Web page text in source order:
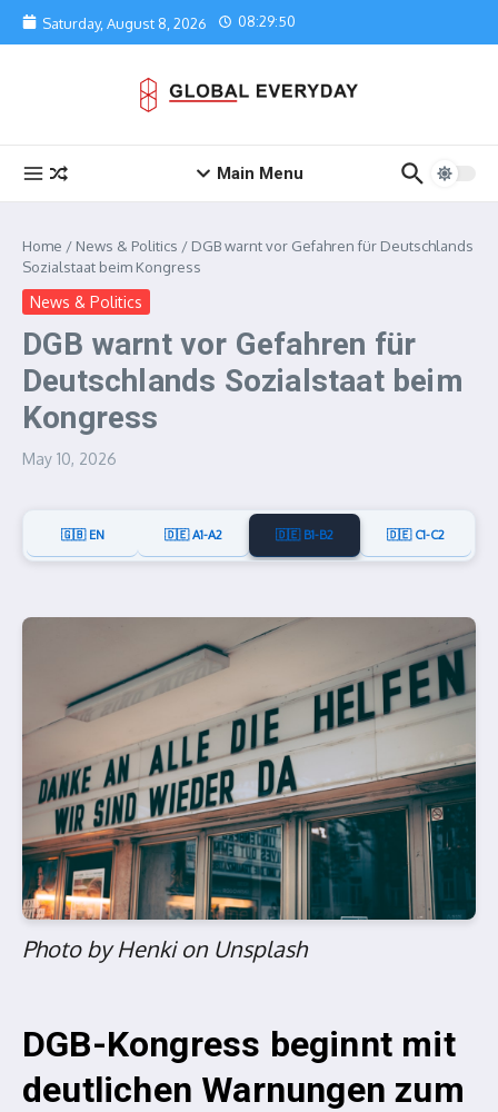
Skip to content
Saturday, August 8, 2026 08:29:50
Main Menu
Home / News & Politics / DGB warnt vor Gefahren für Deutschlands
Sozialstaat beim Kongress
News & Politics
DGB warnt vor Gefahren für
Deutschlands Sozialstaat beim
Kongress
May 10, 2026
🇬🇧 EN 🇩🇪 A1-A2 🇩🇪 B1-B2 🇩🇪 C1-C2
Photo by Henki on Unsplash
DGB-Kongress beginnt mit
deutlichen Warnungen zum